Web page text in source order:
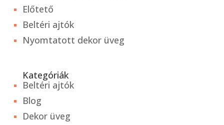
Előtető
Beltéri ajtók
Nyomtatott dekor üveg
Kategóriák
Beltéri ajtók
Blog
Dekor üveg